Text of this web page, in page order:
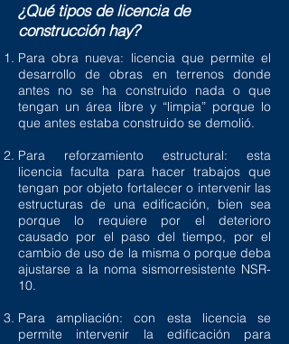
¿Qué tipos de licencia de
construcción hay?
Para obra nueva: licencia que permite el
desarrollo de obras en terrenos donde
antes no se ha construido nada o que
tengan un área libre y “limpia” porque lo
que antes estaba construido se demolió.
Para reforzamiento estructural: esta
licencia faculta para hacer trabajos que
tengan por objeto fortalecer o intervenir las
estructuras de una edificación, bien sea
porque lo requiere por el deterioro
causado por el paso del tiempo, por el
cambio de uso de la misma o porque deba
ajustarse a la noma sismorresistente NSR-
10.
Para ampliación: con esta licencia se
permite intervenir la edificación para